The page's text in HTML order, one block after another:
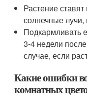
Растение
солнечные лучи,
Подкармливать
3-4 недели
случае, если
Какие ошибки
комнатных